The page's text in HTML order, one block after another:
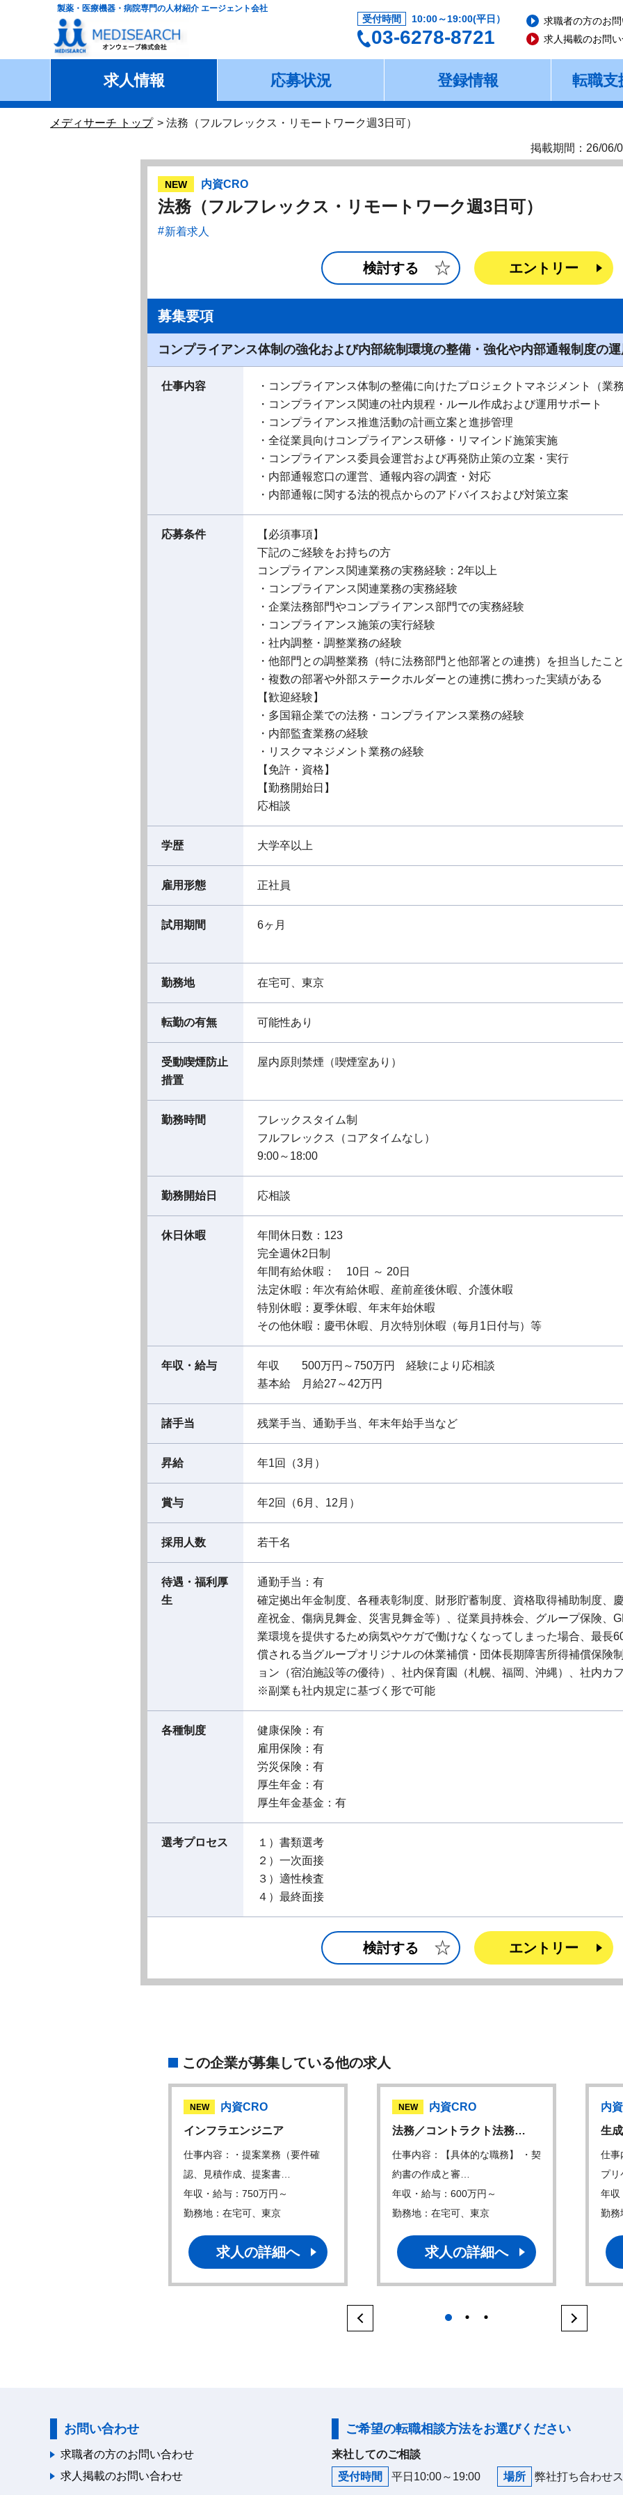
製薬・医療機器・病院専門の人材紹介 エージェント会社
受付時間 10:00～19:00(平日）
03-6278-8721
求職者の方のお
求人掲載のお問
求人情報 応募状況 登録情報 転職支
メディサーチ トップ 法務（フルフレックス・リモートワーク週3日可）
掲載期間：26/
NEW 内資CRO
法務（フルフレックス・リモートワーク週3日可）
新着求人
検討する エントリー
募集要項
コンプライアンス体制の強化および内部統制環境の整備・強化や内部通報制度の
仕事内容
・コンプライアンス体制の整備に向けたプロジェクトマネジメント（業
・コンプライアンス関連の社内規程・ルール作成および運用サポート
・コンプライアンス推進活動の計画立案と進捗管理
・全従業員向けコンプライアンス研修・リマインド施策実施
・コンプライアンス委員会運営および再発防止策の立案・実行
・内部通報窓口の運営、通報内容の調査・対応
・内部通報に関する法的視点からのアドバイスおよび対策立案
応募条件
【必須事項】
下記のご経験をお持ちの方
コンプライアンス関連業務の実務経験：2年以上
・コンプライアンス関連業務の実務経験
・企業法務部門やコンプライアンス部門での実務経験
・コンプライアンス施策の実行経験
・社内調整・調整業務の経験
・他部門との調整業務（特に法務部門と他部署との連携）を担当したこ
・複数の部署や外部ステークホルダーとの連携に携わった実績がある
【歓迎経験】
・多国籍企業での法務・コンプライアンス業務の経験
・内部監査業務の経験
・リスクマネジメント業務の経験
【免許・資格】
【勤務開始日】
応相談
学歴 大学卒以上
雇用形態 正社員
試用期間 6ヶ月
勤務地 在宅可、東京
転勤の有無 可能性あり
受動喫煙防止
措置
屋内原則禁煙（喫煙室あり）
勤務時間
フレックスタイム制
フルフレックス（コアタイムなし）
9:00～18:00
勤務開始日 応相談
休日休暇
年間休日数：123
完全週休2日制
年間有給休暇： 10日 ～ 20日
法定休暇：年次有給休暇、産前産後休暇、介護休暇
特別休暇：夏季休暇、年末年始休暇
その他休暇：慶弔休暇、月次特別休暇（毎月1日付与）等
年収・給与
年収 500万円～750万円 経験により応相談
基本給 月給27～42万円
諸手当 残業手当、通勤手当、年末年始手当など
昇給 年1回（3月）
賞与 年2回（6月、12月）
採用人数 若干名
待遇・福利厚
生
通勤手当：有
確定拠出年金制度、各種表彰制度、財形貯蓄制度、資格取得補助制度、
産祝金、傷病見舞金、災害見舞金等）、従業員持株会、グループ保険、
業環境を提供するため病気やケガで働けなくなってしまった場合、最長
償される当グループオリジナルの休業補償・団体長期障害所得補償保険
ョン（宿泊施設等の優待）、社内保育園（札幌、福岡、沖縄）、社内カ
※副業も社内規定に基づく形で可能
各種制度
健康保険：有
雇用保険：有
労災保険：有
厚生年金：有
厚生年金基金：有
選考プロセス
１）書類選考
２）一次面接
３）適性検査
４）最終面接
検討する エントリー
この企業が募集している他の求人
NEW
内資CRO
インフラエンジニア
仕事内容：・提案業務（要件確
認、見積作成、提案書…
年収・給与：750万円～
勤務地：在宅可、東京
求人の詳細へ
NEW
内資CRO
法務／コントラクト法務…
仕事内容：【具体的な職務】 ・契
約書の作成と審…
年収・給与：600万円～
勤務地：在宅可、東京
求人の詳細へ
内
生
仕事
プ
年収
勤務
1
お問い合わせ
求職者の方のお問い合わせ
求人掲載のお問い合わせ
ご希望の転職相談方法をお選びください
来社してのご相談
受付時間
平日10:00～19:00 場所 弊社打ち合わせ